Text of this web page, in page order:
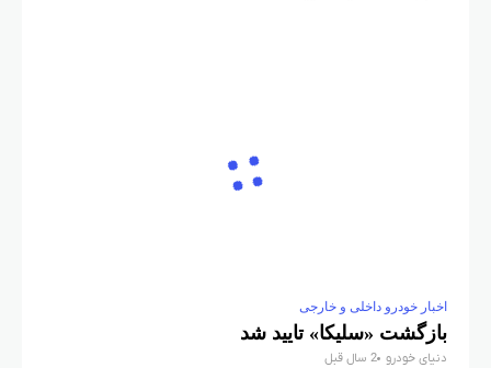
اخبار خودرو داخلی و خارجی
بازگشت «سلیکا» تایید شد
دنیای خودرو 2 سال قبل